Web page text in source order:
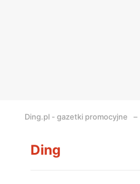
Ding.pl - gazetki promocyjne
Ding